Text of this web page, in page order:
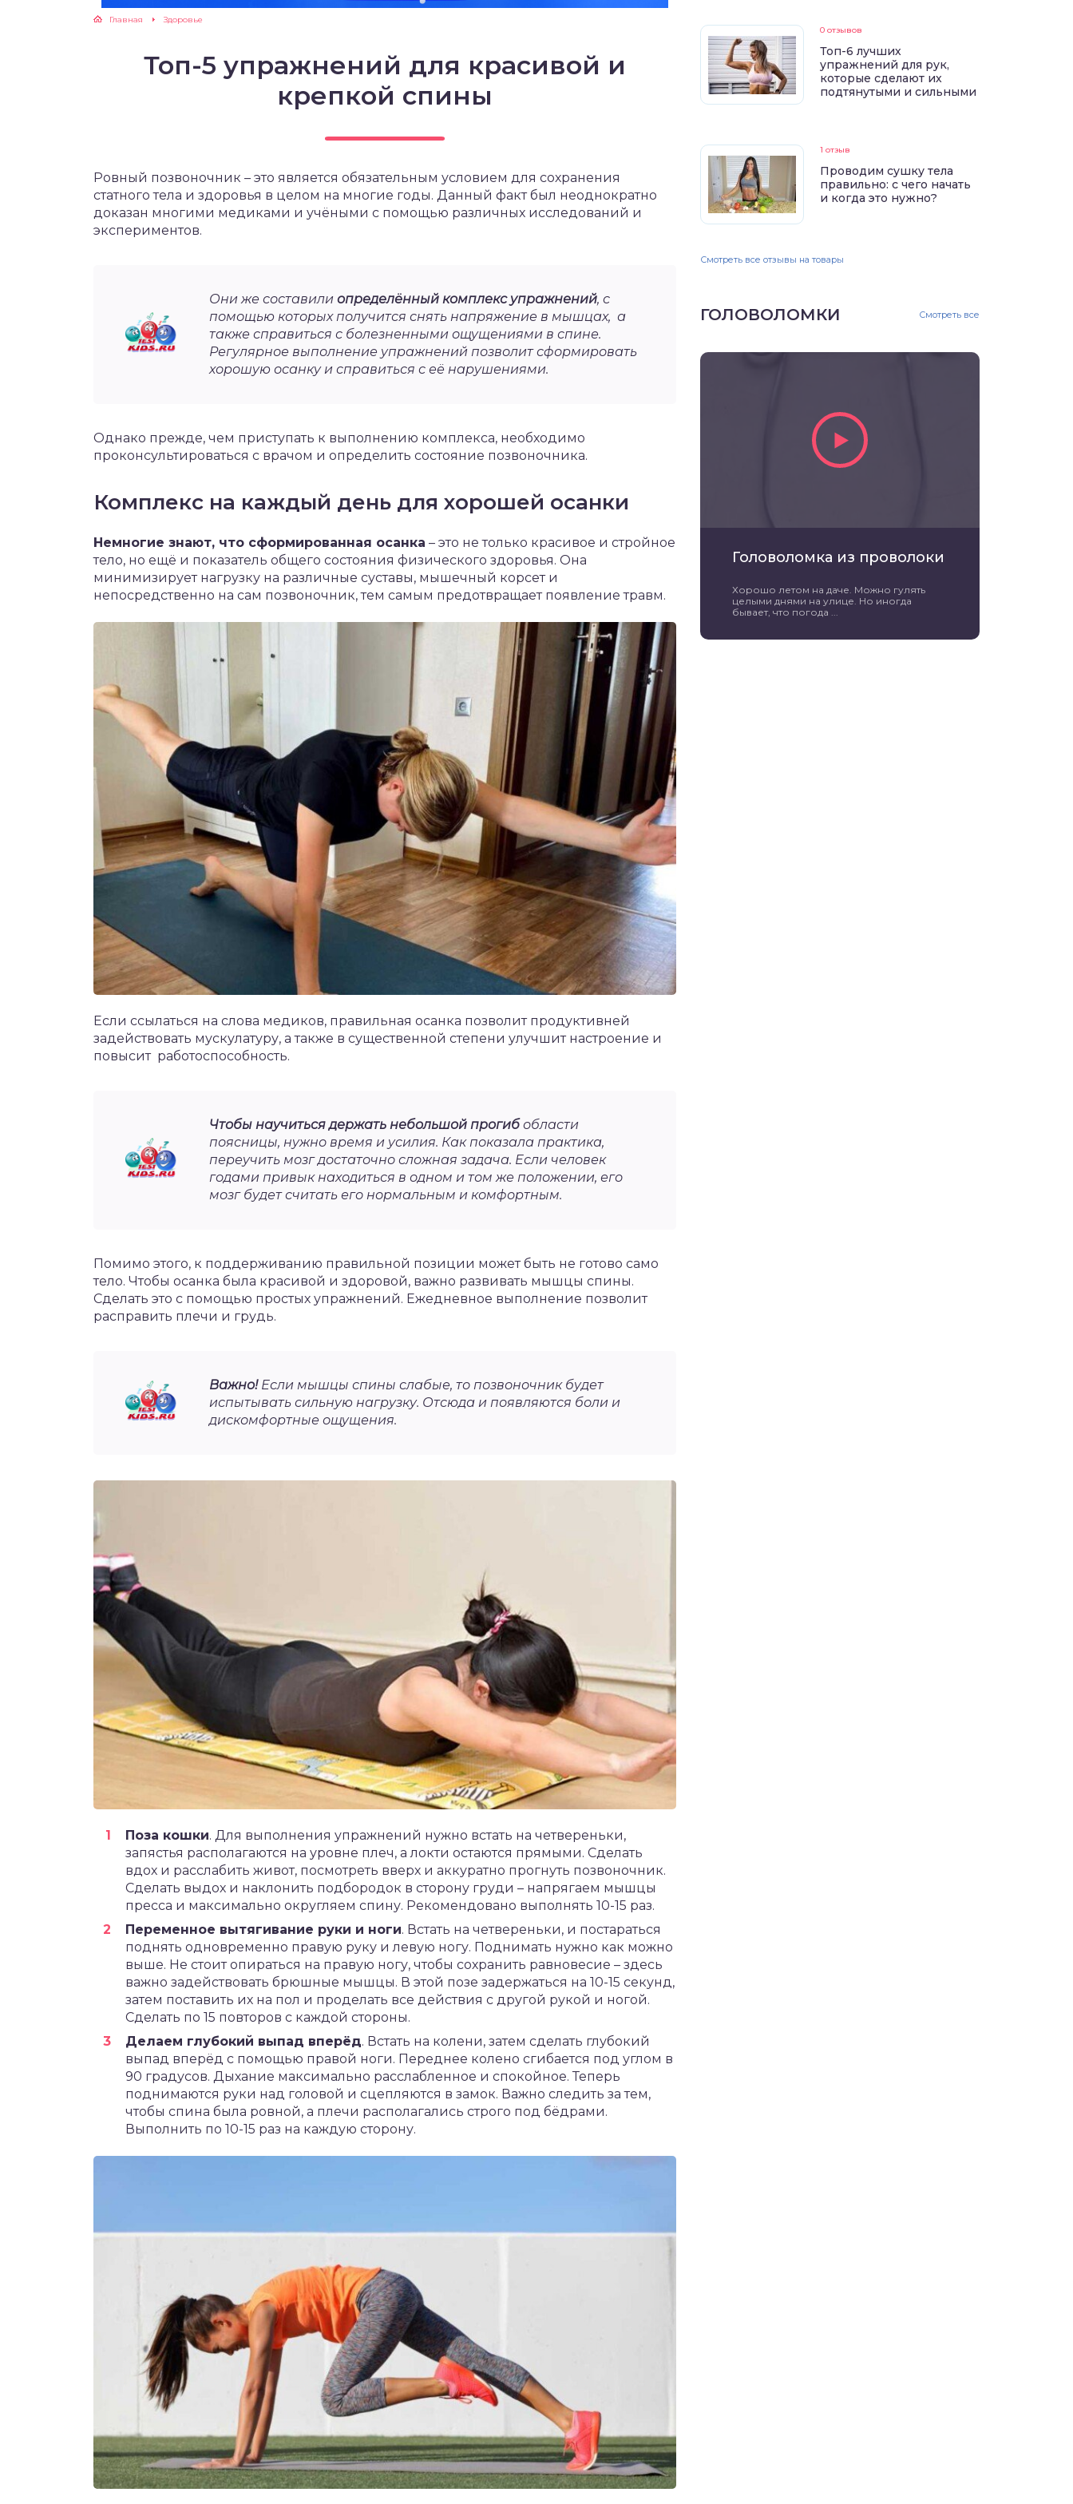
Главная Здоровье
Топ-5 упражнений для красивой и
крепкой спины
Ровный позвоночник – это является обязательным условием для сохранения
статного тела и здоровья в целом на многие годы. Данный факт был неоднократно
доказан многими медиками и учёными с помощью различных исследований и
экспериментов.
Они же составили определённый комплекс упражнений, с
помощью которых получится снять напряжение в мышцах, а
также справиться с болезненными ощущениями в спине.
Регулярное выполнение упражнений позволит сформировать
хорошую осанку и справиться с её нарушениями.
Однако прежде, чем приступать к выполнению комплекса, необходимо
проконсультироваться с врачом и определить состояние позвоночника.
Комплекс на каждый день для хорошей осанки
Немногие знают, что сформированная осанка – это не только красивое и стройное
тело, но ещё и показатель общего состояния физического здоровья. Она
минимизирует нагрузку на различные суставы, мышечный корсет и
непосредственно на сам позвоночник, тем самым предотвращает появление травм.
Если ссылаться на слова медиков, правильная осанка позволит продуктивней
задействовать мускулатуру, а также в существенной степени улучшит настроение и
повысит работоспособность.
Чтобы научиться держать небольшой прогибобласти
поясницы, нужно время и усилия. Как показала практика,
переучить мозг достаточно сложная задача. Если человек
годами привык находиться в одном и том же положении, его
мозг будет считать его нормальным и комфортным.
Помимо этого, к поддерживанию правильной позиции может быть не готово само
тело. Чтобы осанка была красивой и здоровой, важно развивать мышцы спины.
Сделать это с помощью простых упражнений. Ежедневное выполнение позволит
расправить плечи и грудь.
Важно!Если мышцы спины слабые, то позвоночник будет
испытывать сильную нагрузку. Отсюда и появляются боли и
дискомфортные ощущения.
Поза кошки. Для выполнения упражнений нужно встать на четвереньки,
запястья располагаются на уровне плеч, а локти остаются прямыми. Сделать
вдох и расслабить живот, посмотреть вверх и аккуратно прогнуть позвоночник.
Сделать выдох и наклонить подбородок в сторону груди – напрягаем мышцы
пресса и максимально округляем спину. Рекомендовано выполнять 10-15 раз.
Переменное вытягивание руки и ноги. Встать на четвереньки, и постараться
поднять одновременно правую руку и левую ногу. Поднимать нужно как можно
выше. Не стоит опираться на правую ногу, чтобы сохранить равновесие – здесь
важно задействовать брюшные мышцы. В этой позе задержаться на 10-15 секунд,
затем поставить их на пол и проделать все действия с другой рукой и ногой.
Сделать по 15 повторов с каждой стороны.
Делаем глубокий выпад вперёд. Встать на колени, затем сделать глубокий
выпад вперёд с помощью правой ноги. Переднее колено сгибается под углом в
90 градусов. Дыхание максимально расслабленное и спокойное. Теперь
поднимаются руки над головой и сцепляются в замок. Важно следить за тем,
чтобы спина была ровной, а плечи располагались строго под бёдрами.
Выполнить по 10-15 раз на каждую сторону.
0 отзывов
Топ-6 лучших
упражнений для рук,
которые сделают их
подтянутыми и сильными
1 отзыв
Проводим сушку тела
правильно: с чего начать
и когда это нужно?
Смотреть все отзывы на товары
ГОЛОВОЛОМКИ Смотреть все
Головоломка из проволоки
Хорошо летом на даче. Можно гулять
целыми днями на улице. Но иногда
бывает, что погода ...